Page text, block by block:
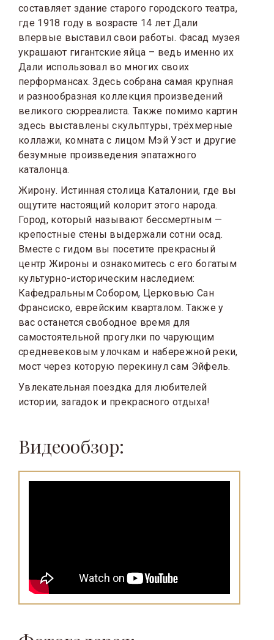
составляет здание старого городского театра,
где 1918 году в возрасте 14 лет Дали
впервые выставил свои работы. Фасад музея
украшают гигантские яйца – ведь именно их
Дали использовал во многих своих
перформансах. Здесь собрана самая крупная
и разнообразная коллекция произведений
великого сюрреалиста. Также помимо картин
здесь выставлены скульптуры, трёхмерные
коллажи, комната с лицом Мэй Уэст и другие
безумные произведения эпатажного
каталонца.
Жирону. Истинная столица Каталонии, где вы
ощутите настоящий колорит этого народа.
Город, который называют бессмертным —
крепостные стены выдержали сотни осад.
Вместе с гидом вы посетите прекрасный
центр Жироны и ознакомитесь с его богатым
культурно-историческим наследием:
Кафедральным Собором, Церковью Сан
Франсиско, еврейским кварталом. Также у
вас останется свободное время для
самостоятельной прогулки по чарующим
средневековым улочкам и набережной реки,
мост через которую перекинул сам Эйфель.
Увлекательная поездка для любителей
истории, загадок и прекрасного отдыха!
Видеообзор: